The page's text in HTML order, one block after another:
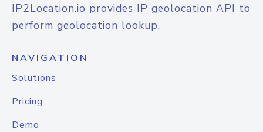
IP2Location.io provides IP geolocation API to
perform geolocation lookup.
NAVIGATION
Solutions
Pricing
Demo